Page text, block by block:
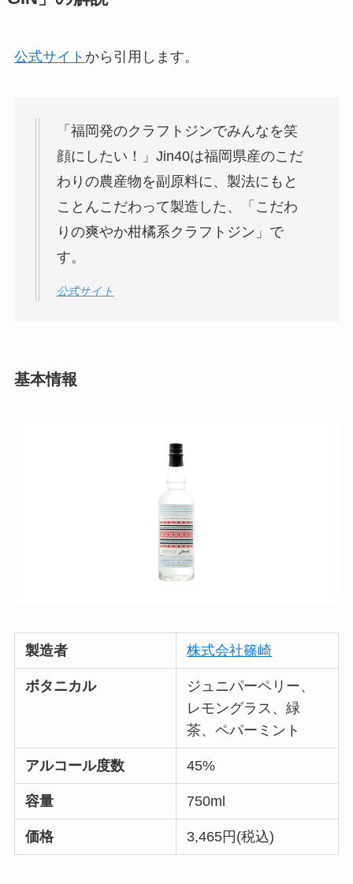
公式サイト から引用します。
「福岡発のクラフトジンでみんなを笑
顔にしたい！」Jin40は福岡県産のこだ
わりの農産物を副原料に、製法にもと
ことんこだわって製造した、「こだわ
りの爽やか柑橘系クラフトジン」で
す。
公式サイト
基本情報
製造者 株式会社篠崎
ボタニカル
ジュニパーペリー、
レモングラス、緑
茶、ペパーミント
アルコール度数 45%
容量 750ml
価格 3,465円(税込)